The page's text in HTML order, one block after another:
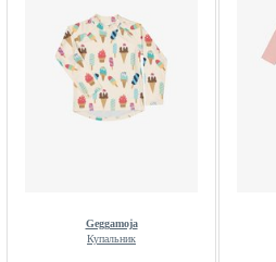
Geggamoja
Купальник